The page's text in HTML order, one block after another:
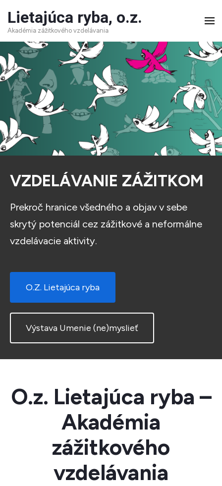
Skip
to
content
(Press
Enter)
Lietajúca ryba, o.z.
Akadémia zážitkového vzdelávania
VZDELÁVANIE ZÁŽITKOM
Prekroč hranice všedného a objav v sebe
skrytý potenciál cez zážitkové a neformálne
vzdelávacie aktivity.
O.Z. Lietajúca ryba
Výstava Umenie (ne)myslieť
O.z. Lietajúca ryba –
Akadémia
zážitkového
vzdelávania